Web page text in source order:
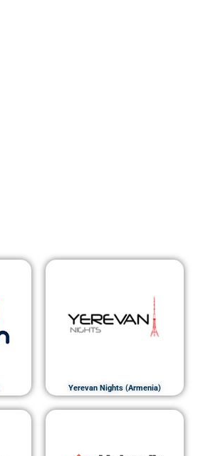
Yerevan Nights (Armenia)